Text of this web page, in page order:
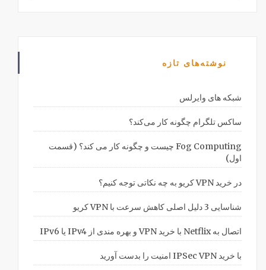
نوشته‌های تازه
شبکه های وایرلس
ساکس تلگرام چگونه کار می‌کند؟
Fog Computing چیست و چگونه کار می کند؟ (قسمت
اول)
در خرید VPN کریو به چه نکاتی توجه کنیم؟
شناسایی 3 دلیل اصلی کاهش سرعت با VPN کریو
اتصال به Netflix با خرید VPN و بهره مندی از IPv4 یا IPv6
با خرید IPSec VPN امنیت را بدست آورید